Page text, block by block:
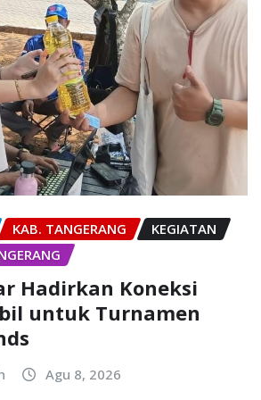
KAB. TANGERANG
KEGIATAN
Hadirkan Koneksi
untuk Turnamen
Agu 8, 2026